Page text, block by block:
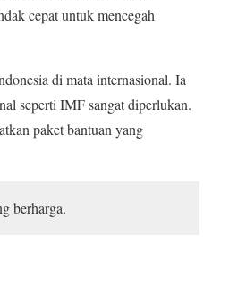
cepat untuk mencegah
di mata internasional. Ia
seperti IMF sangat diperlukan.
paket bantuan yang
berharga.